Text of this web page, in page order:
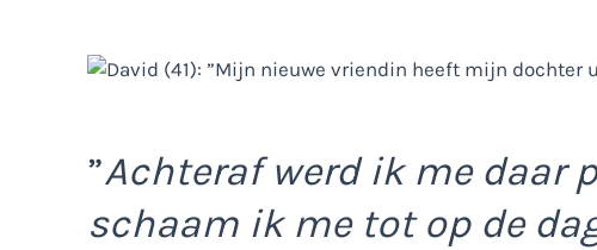
”Achteraf werd ik me daar
schaam ik me tot op de